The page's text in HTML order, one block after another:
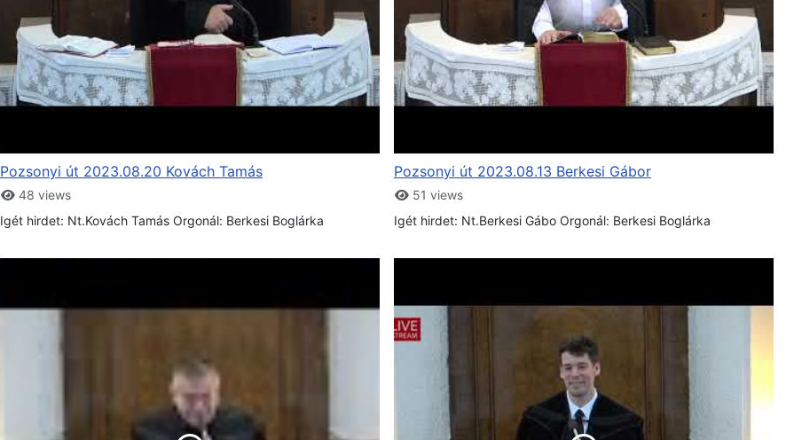
Pozsonyi út 2023.08.20 Kovách Tamás
48 views
Igét hirdet: Nt.Kovách Tamás Orgonál: Berkesi Boglárka
Pozsonyi út 2023.08.13 Berkesi Gábor
51 views
Igét hirdet: Nt.Berkesi Gábo Orgonál: Berkesi Boglárka